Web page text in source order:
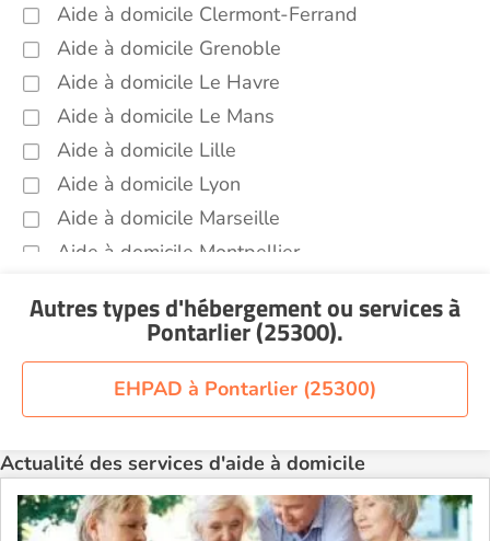
Aide à domicile Clermont-Ferrand
Aide à domicile Grenoble
Aide à domicile Le Havre
Aide à domicile Le Mans
Aide à domicile Lille
Aide à domicile Lyon
Aide à domicile Marseille
Aide à domicile Montpellier
Aide à domicile Nice
Aide à domicile Orléans
Aide à domicile Paris
Aide à domicile Perpignan
Aide à domicile Rennes
Aide à domicile Saint-Etienne
Autres types d'hébergement ou servicesà
Pontarlier (25300).
EHPAD à Pontarlier (25300)
Actualité des services d'aide à domicile